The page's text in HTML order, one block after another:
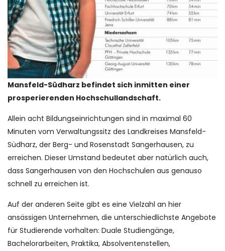
Mansfeld-Südharz befindet sich inmitten einer
prosperierenden Hochschullandschaft.
Allein acht Bildungseinrichtungen sind in maximal 60
Minuten vom Verwaltungssitz des Landkreises Mansfeld-
Südharz, der Berg- und Rosenstadt Sangerhausen, zu
erreichen. Dieser Umstand bedeutet aber natürlich auch,
dass Sangerhausen von den Hochschulen aus genauso
schnell zu erreichen ist.
Auf der anderen Seite gibt es eine Vielzahl an hier
ansässigen Unternehmen, die unterschiedlichste Angebote
für Studierende vorhalten: Duale Studiengänge,
Bachelorarbeiten, Praktika, Absolventenstellen,